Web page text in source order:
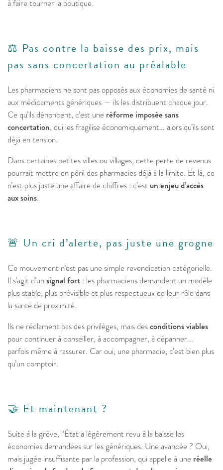
à faire tourner la boutique.
⚖️ Pas contre la baisse des prix, mais
pas sans concertation au préalable
Les pharmaciens ne sont pas opposés aux économies de santé ni
aux médicaments génériques — ils les distribuent chaque jour.
Ce qu’ils dénoncent, c’est une réforme imposée sans
concertation, qui les fragilise économiquement… alors qu’ils sont
déjà en tension.
Dans certaines petites villes ou villages, cette perte de revenus
pourrait mettre en péril des pharmacies déjà à la limite. Et là, ce
n’est plus juste une affaire de chiffres : c’est un enjeu d’accès
aux soins.
🚨 Un cri d’alerte, pas juste une grogne
Ce mouvement n’est pas une simple revendication catégorielle.
Il s’agit d’unsignal fort : les pharmaciens demandent un modèle
plus stable, plus prévisible et plus respectueux de leur rôle dans
la santé de proximité.
Ils ne réclament pas des privilèges, mais desconditions viables
pour continuer à conseiller, à accompagner, à dépanner...
parfois même à rassurer. Car oui, une pharmacie, c’est bien plus
qu’un comptoir.
🤝 Et maintenant ?
Suite à la grève, l’État a légèrement revu à la baisse les
économies demandées sur les génériques. Une avancée ? Oui,
mais jugée insuffisante par la profession, qui appelle à une réelle